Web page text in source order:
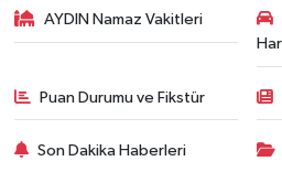
AYDIN Namaz Vakitleri
Puan Durumu ve Fikstür
Son Dakika Haberleri